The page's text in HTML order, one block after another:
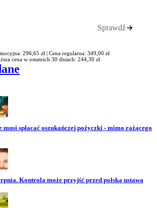
Sprawdź
296,65 zł | Cena regularna: 349,00 zł
cena w ostatnich 30 dniach: 244,30 zł
spłacać oszukańczej pożyczki - mimo rażącego
Kontrola może przyjść przed polską ustawą